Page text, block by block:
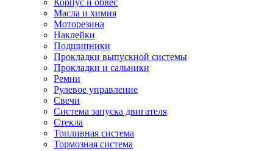
Масла и химия
Моторезина
Наклейки
Подшипники
Прокладки выпускной системы
Прокладки и сальники
Ремни
Рулевое управление
Свечи
Система запуска двигателя
Стекла
Топливная система
Тормозная система